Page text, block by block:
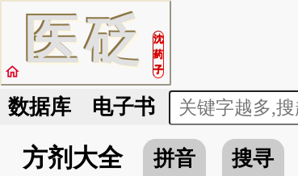
医砭
沈
药
子
home
数据库 电子书
方剂大全 拼音 搜寻